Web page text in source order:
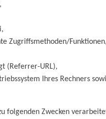
Zugriffsmethoden/Funktionen,
(Referrer-URL),
Ihres Rechners
folgenden Zwecken